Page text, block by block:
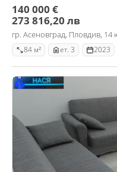
140 000 €
273 816,20 лв
гр. Асеновград, Пловдив, 14
84 м² ет. 3 2023